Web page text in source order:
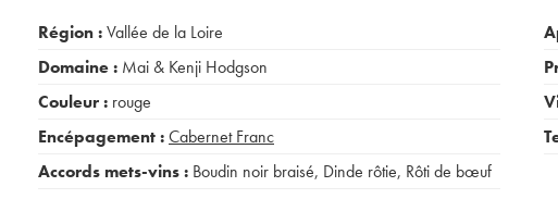
Région :Vallée de la Loire
Domaine : Mai & Kenji Hodgson
Couleur : rouge
Encépagement :Cabernet Franc
Accords mets-vins : Boudin noir braisé, Dinde rôtie, Rôti de bœuf